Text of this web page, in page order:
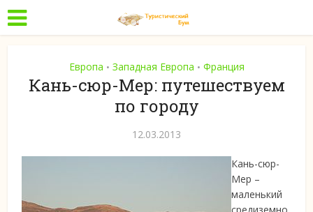
Европа • Западная Европа • Франция
Кань-сюр-Мер: путешествуем
по городу
12.03.2013
Кань-сюр-
Мер –
маленький